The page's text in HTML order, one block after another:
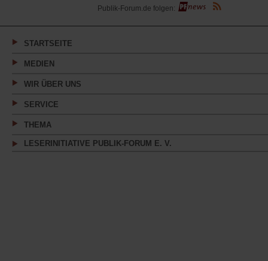
(Öffnet
in
neuen
Publik-Forum.de folgen:
STARTSEITE
MEDIEN
WIR ÜBER UNS
SERVICE
THEMA
LESERINITIATIVE PUBLIK-FORUM E. V.